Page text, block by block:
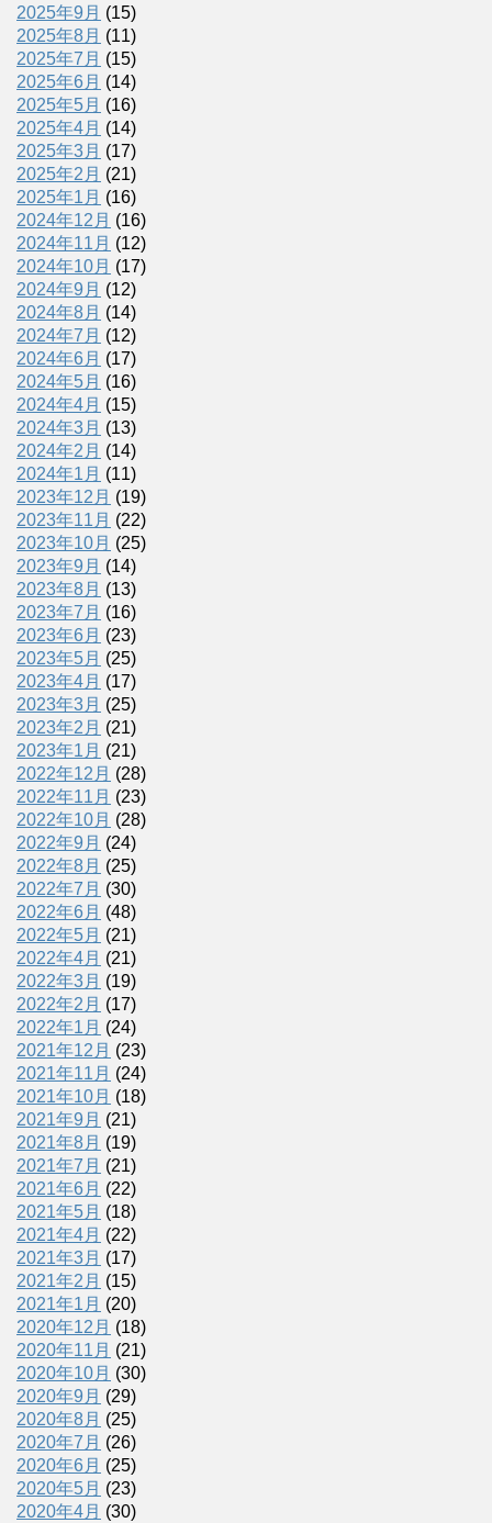
2025年9月 (15)
2025年8月 (11)
2025年7月 (15)
2025年6月 (14)
2025年5月 (16)
2025年4月 (14)
2025年3月 (17)
2025年2月 (21)
2025年1月 (16)
2024年12月 (16)
2024年11月 (12)
2024年10月 (17)
2024年9月 (12)
2024年8月 (14)
2024年7月 (12)
2024年6月 (17)
2024年5月 (16)
2024年4月 (15)
2024年3月 (13)
2024年2月 (14)
2024年1月 (11)
2023年12月 (19)
2023年11月 (22)
2023年10月 (25)
2023年9月 (14)
2023年8月 (13)
2023年7月 (16)
2023年6月 (23)
2023年5月 (25)
2023年4月 (17)
2023年3月 (25)
2023年2月 (21)
2023年1月 (21)
2022年12月 (28)
2022年11月 (23)
2022年10月 (28)
2022年9月 (24)
2022年8月 (25)
2022年7月 (30)
2022年6月 (48)
2022年5月 (21)
2022年4月 (21)
2022年3月 (19)
2022年2月 (17)
2022年1月 (24)
2021年12月 (23)
2021年11月 (24)
2021年10月 (18)
2021年9月 (21)
2021年8月 (19)
2021年7月 (21)
2021年6月 (22)
2021年5月 (18)
2021年4月 (22)
2021年3月 (17)
2021年2月 (15)
2021年1月 (20)
2020年12月 (18)
2020年11月 (21)
2020年10月 (30)
2020年9月 (29)
2020年8月 (25)
2020年7月 (26)
2020年6月 (25)
2020年5月 (23)
2020年4月 (30)